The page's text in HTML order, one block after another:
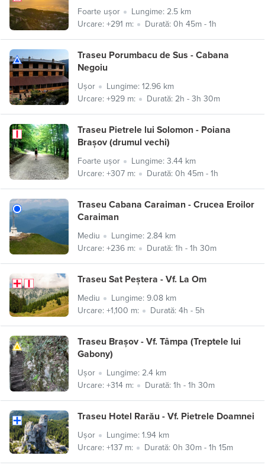
Foarte ușor
Lungime: 2.5 km
Urcare: +291 m:
Durată: 0h 45m - 1h
Traseu Porumbacu de Sus - Cabana
Negoiu
Ușor
Lungime: 12.96 km
Urcare: +929 m:
Durată: 2h - 3h 30m
Traseu Pietrele lui Solomon - Poiana
Brașov (drumul vechi)
Foarte ușor
Lungime: 3.44 km
Urcare: +307 m:
Durată: 0h 45m - 1h
Traseu Cabana Caraiman - Crucea Eroilor
Caraiman
Mediu
Lungime: 2.84 km
Urcare: +236 m:
Durată: 1h - 1h 30m
Traseu Sat Peștera - Vf. La Om
Mediu
Lungime: 9.08 km
Urcare: +1,100 m:
Durată: 4h - 5h
Traseu Brașov - Vf. Tâmpa (Treptele lui
Gabony)
Ușor
Lungime: 2.4 km
Urcare: +314 m:
Durată: 1h - 1h 30m
Traseu Hotel Rarău - Vf. Pietrele Doamnei
Ușor
Lungime: 1.94 km
Urcare: +137 m:
Durată: 0h 30m - 1h 15m